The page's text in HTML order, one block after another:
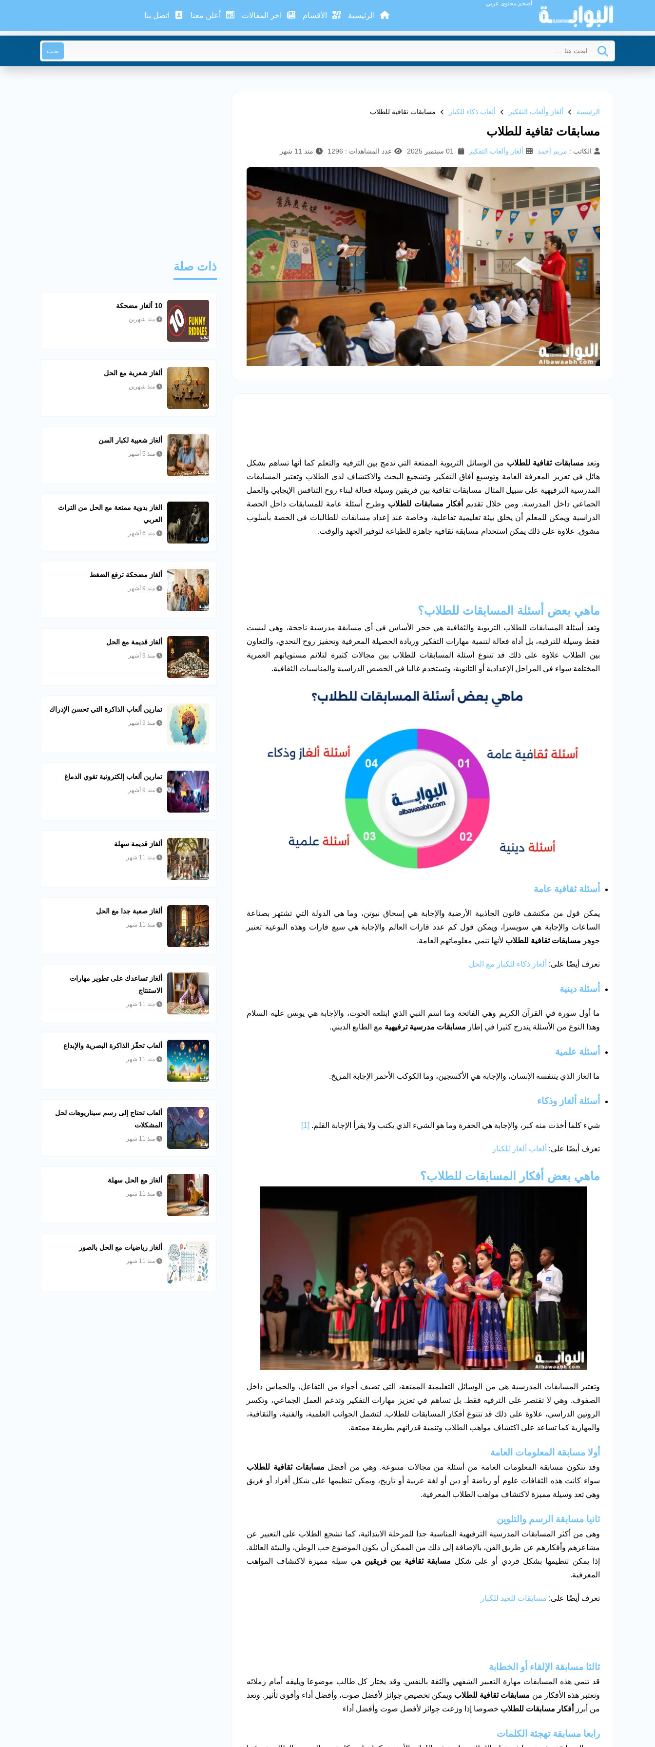
أضخم محتوى عربي
الرئيسية الأقسام اخر المقالات أعلن معنا اتصل بنا
بحث
الرئيسية ألغاز وألعاب التفكير ألعاب ذكاء للكبار مسابقات ثقافية للطلاب
مسابقات ثقافية للطلاب
الكاتب : مريم أحمد ألغاز وألعاب التفكير عدد المشاهدات : 1296 منذ 11 شهر
وتعد مسابقات ثقافية للطلاب من الوسائل التربوية الممتعة التي تدمج بين الترفيه والتعلم كما أنها تساهم بشكل
هائل في تعزيز المعرفة العامة وتوسيع آفاق التفكير وتشجيع البحث والاكتشاف لدى الطلاب وتعتبر المسابقات
المدرسية الترفيهية على سبيل المثال مسابقات ثقافية بين فريقين وسيلة فعالة لبناء روح التنافس الإيجابي والعمل
الجماعي داخل المدرسة. ومن خلال تقديم
أفكار مسابقات للطلاب وطرح أسئلة عامة للمسابقات داخل الحصة
الدراسية ويمكن للمعلم أن يخلق بيئة تعليمية تفاعلية، وخاصة عند إعداد مسابقات للطالبات في الحصة بأسلوب
مشوق. علاوة على ذلك يمكن استخدام مسابقة ثقافية جاهزة للطباعة لتوفير الجهد والوقت.
ماهي بعض أسئلة المسابقات للطلاب؟
وتعد أسئلة المسابقات للطلاب التربوية والثقافية هي حجر الأساس في أي مسابقة مدرسية ناجحة، وهي ليست
فقط وسيلة للترفيه، بل أداة فعالة لتنمية مهارات التفكير وزيادة الحصيلة المعرفية وتحفيز روح التحدي، والتعاون
بين الطلاب علاوة على ذلك قد تتنوع أسئلة المسابقات للطلاب بين مجالات كثيرة لتلائم مستوياتهم العمرية
المختلفة سواء في المراحل الإعدادية أو الثانوية، وتستخدم غالبا في الحصص الدراسية والمناسبات الثقافية.
أسئلة ثقافية عامة
يمكن قول من مكتشف قانون الجاذبية الأرضية والإجابة هي إسحاق نيوتن، وما هي الدولة التي تشتهر بصناعة
الساعات والإجابة هي سويسرا، ويمكن قول كم عدد قارات العالم والإجابة هي سبع قارات وهذه النوعية تعتبر
جوهر مسابقات ثقافية للطلاب لأنها تنمي معلوماتهم العامة.
تعرف أيضًا على: ألغاز ذكاء للكبار مع الحل
أسئلة دينية
ما أول سورة في القرآن الكريم وهي الفاتحة وما اسم النبي الذي ابتلعه الحوت، والإجابة هي يونس عليه السلام
وهذا النوع من الأسئلة يندرج كثيرا في إطار مسابقات مدرسية ترفيهية مع الطابع الديني.
أسئلة علمية
ما الغاز الذي يتنفسه الإنسان، والإجابة هي الأكسجين، وما الكوكب الأحمر الإجابة المريخ.
أسئلة ألغاز وذكاء
شيء كلما أخذت منه كبر، والإجابة هي الحفرة وما هو الشيء الذي يكتب ولا يقرأ الإجابة القلم. [1]
تعرف أيضًا على: ألعاب ألغاز للكبار
ماهي بعض أفكار المسابقات للطلاب؟
وتعتبر المسابقات المدرسية هي من الوسائل التعليمية الممتعة، التي تضيف أجواء من التفاعل، والحماس داخل
الصفوف. وهي لا تقتصر على الترفيه فقط. بل تساهم في تعزيز مهارات التفكير وتدعم العمل الجماعي، وتكسر
الروتين الدراسي، علاوة على ذلك قد تتنوع أفكار المسابقات للطلاب. لتشمل الجوانب العلمية، والفنية، والثقافية،
والمهارية كما تساعد على اكتشاف مواهب الطلاب وتنمية قدراتهم بطريقة ممتعة.
أولا مسابقة المعلومات العامة
وقد تتكون مسابقة المعلومات العامة من أسئلة من مجالات متنوعة. وهي من أفضل مسابقات ثقافية للطلاب
سواء كانت هذه الثقافات علوم أو رياضة أو دين أو لغة عربية أو تاريخ، ويمكن تنظيمها على شكل أفراد أو فريق
وهي تعد وسيلة مميزة لاكتشاف مواهب الطلاب المعرفية.
ثانيا مسابقة الرسم والتلوين
وهي من أكثر المسابقات المدرسية الترفيهية المناسبة جدا للمرحلة الابتدائية، كما تشجع الطلاب على التعبير عن
مشاعرهم وأفكارهم عن طريق الفن، بالإضافة إلى ذلك من الممكن أن يكون الموضوع حب الوطن، والبيئة العائلة.
إذا يمكن تنظيمها بشكل فردي أو على شكل مسابقة ثقافية بين فريقين هي سيلة مميزة لاكتشاف المواهب
المعرفية.
تعرف أيضًا على: مسابقات للعيد للكبار
ثالثا مسابقة الإلقاء أو الخطابة
قد تنمي هذه المسابقات مهارة التعبير الشفهي والثقة بالنفس. وقد يختار كل طالب موضوعا ويليقه أمام زملائه
وتعتبر هذه الأفكار من مسابقات ثقافية للطلاب ويمكن تخصيص جوائز لأفضل صوت، وأفضل أداء وأقوى تأثير. وتعد
من أبرز
أفكار مسابقات للطلاب خصوصا إذا وزعت جوائز لأفضل صوت وأفضل أداء
رابعا مسابقة تهجئة الكلمات
ذات صلة
10 ألغاز مضحكة
منذ شهرين
ألغاز شعرية مع الحل
منذ شهرين
ألغاز شعبية لكبار السن
منذ 5 أشهر
الغاز بدوية ممتعة مع الحل من التراث
العربي
منذ 6 أشهر
ألغاز مضحكة ترفع الضغط
منذ 9 أشهر
ألغاز قديمة مع الحل
منذ 9 أشهر
تمارين ألعاب الذاكرة التي تحسن الإدراك
منذ 9 أشهر
تمارين ألعاب إلكترونية تقوي الدماغ
منذ 9 أشهر
ألغاز قديمة سهلة
منذ 11 شهر
ألغاز صعبة جدا مع الحل
منذ 11 شهر
ألغاز تساعدك على تطوير مهارات
الاستنتاج
منذ 11 شهر
ألعاب تحفّز الذاكرة البصرية والإبداع
منذ 11 شهر
ألعاب تحتاج إلى رسم سيناريوهات لحل
المشكلات
منذ 11 شهر
ألغاز مع الحل سهلة
منذ 11 شهر
ألغاز رياضيات مع الحل بالصور
منذ 11 شهر